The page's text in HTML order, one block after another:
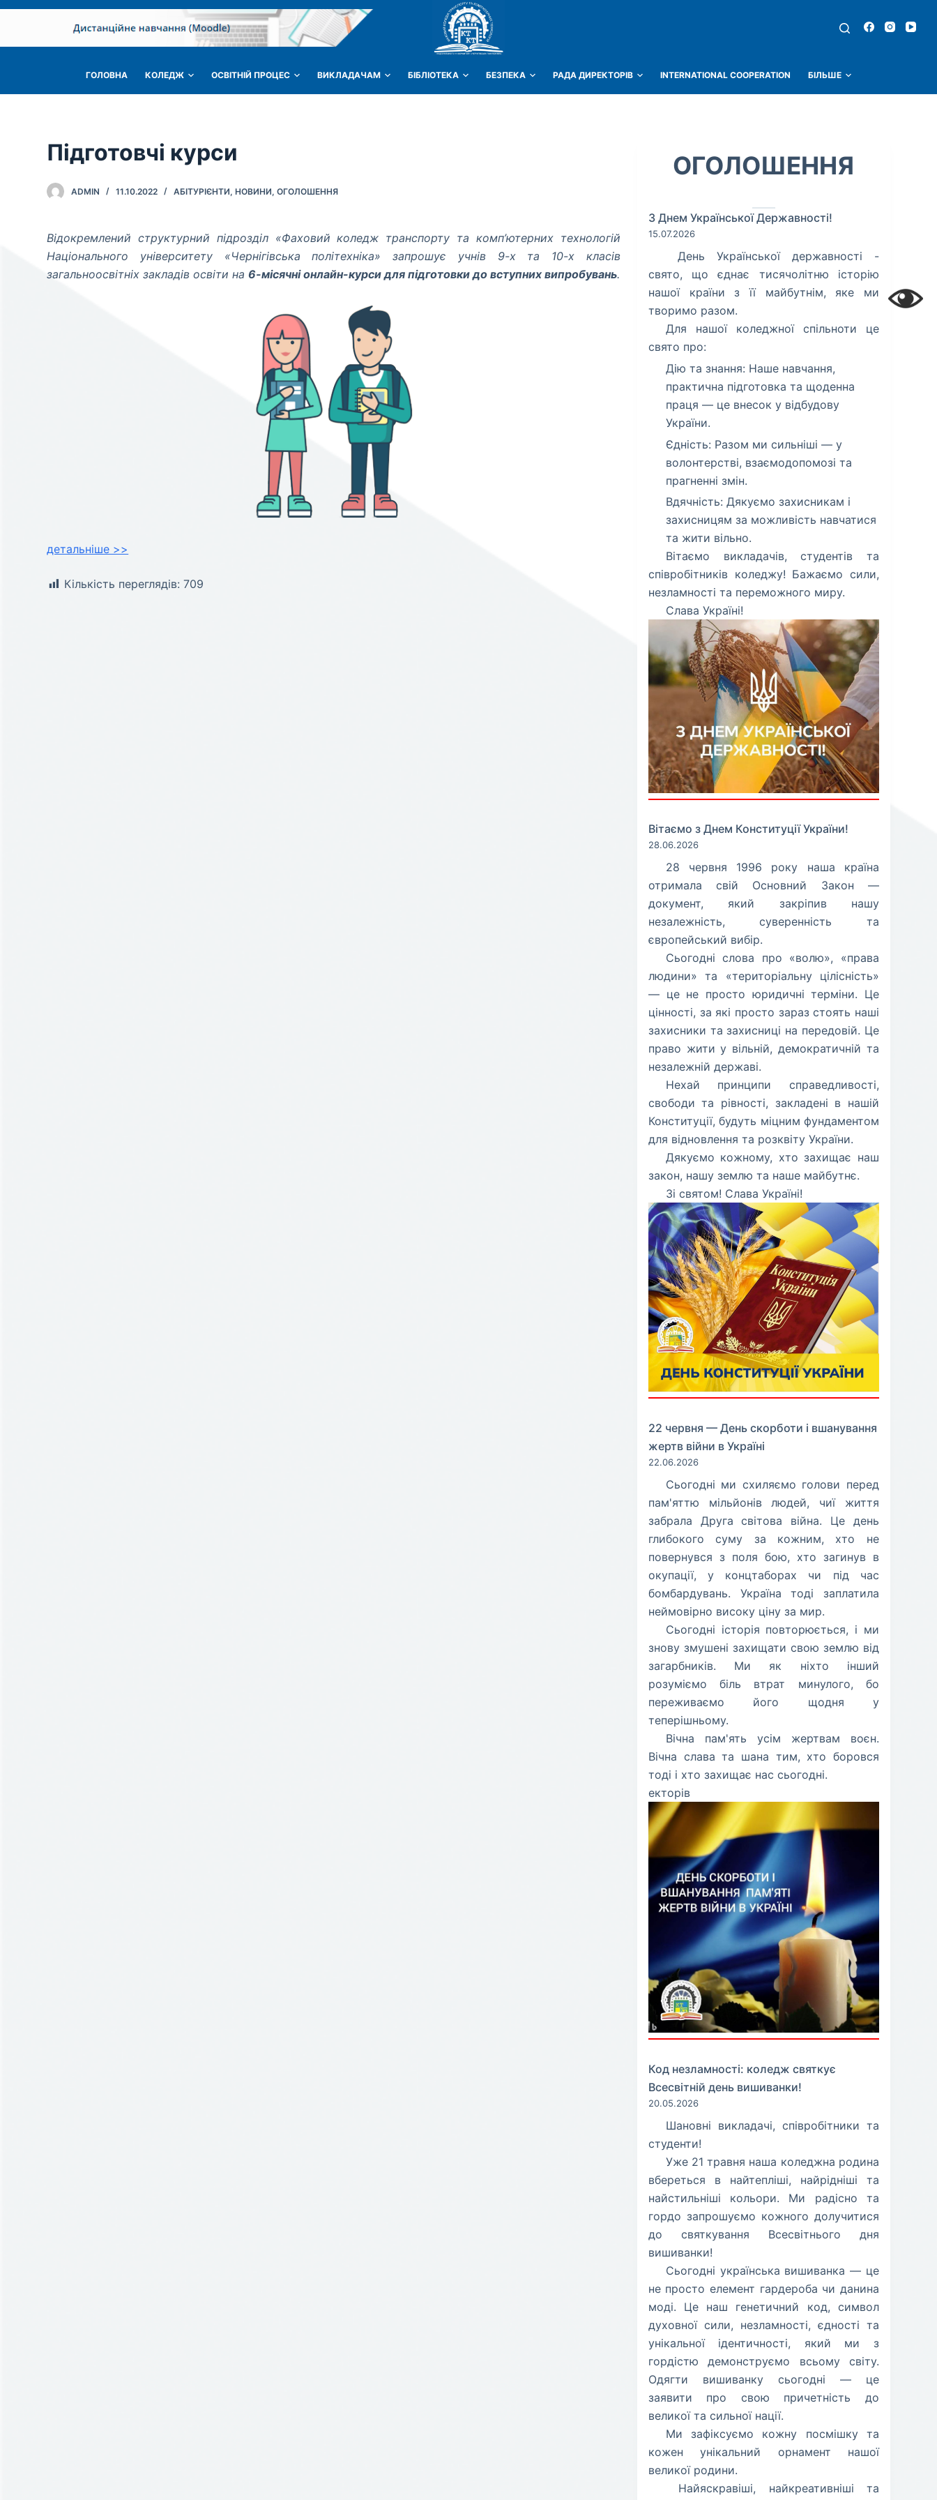
ГОЛОВНА КОЛЕДЖ ОСВІТНІЙ ПРОЦЕС ВИКЛАДАЧАМ БІБЛІОТЕКА БЕЗПЕКА РАДА ДИРЕКТОРІВ INTERNATIONAL COOPERATION БІЛЬШЕ
Підготовчі курси
ADMIN 11.10.2022 АБІТУРІЄНТИ,НОВИНИ,ОГОЛОШЕННЯ
Відокремлений структурний підрозділ «Фаховий коледж транспорту та комп’ютерних технологій
Національного університету «Чернігівська політехніка» запрошує учнів 9-х та 10-х класів
загальноосвітніх закладів освіти на6-місячні онлайн-курси для підготовки до вступних випробувань.
детальніше >>
Кількість переглядів: 709
ОГОЛОШЕННЯ
З Днем Української Державності!
15.07.2026
​ День Української державності -
свято, що єднає тисячолітню історію
нашої країни з її майбутнім, яке ми
творимо разом.
​Для нашої коледжної спільноти це
свято про:
​Дію та знання: Наше навчання,
практична підготовка та щоденна
праця — це внесок у відбудову
України.
Єдність: Разом ми сильніші — у
волонтерстві, взаємодопомозі та
прагненні змін.
Вдячність: Дякуємо захисникам і
захисницям за можливість навчатися
та жити вільно.
​Вітаємо викладачів, студентів та
співробітників коледжу! Бажаємо сили,
незламності та переможного миру.
​Слава Україні!
Вітаємо з Днем Конституції України!
28.06.2026
​28 червня 1996 року наша країна
отримала свій Основний Закон —
документ, який закріпив нашу
незалежність, суверенність та
європейський вибір.
​Сьогодні слова про «волю», «права
людини» та «територіальну цілісність»
— це не просто юридичні терміни. Це
цінності, за які просто зараз стоять наші
захисники та захисниці на передовій. Це
право жити у вільній, демократичній та
незалежній державі.
​Нехай принципи справедливості,
свободи та рівності, закладені в нашій
Конституції, будуть міцним фундаментом
для відновлення та розквіту України.
​Дякуємо кожному, хто захищає наш
закон, нашу землю та наше майбутнє.
​Зі святом! Слава Україні!
22 червня — День скорботи і вшанування
жертв війни в Україні
22.06.2026
​Сьогодні ми схиляємо голови перед
пам'яттю мільйонів людей, чиї життя
забрала Друга світова війна. Це день
глибокого суму за кожним, хто не
повернувся з поля бою, хто загинув в
окупації, у концтаборах чи під час
бомбардувань. Україна тоді заплатила
неймовірно високу ціну за мир.
​Сьогодні історія повторюється, і ми
знову змушені захищати свою землю від
загарбників. Ми як ніхто інший
розуміємо біль втрат минулого, бо
переживаємо його щодня у
теперішньому.
​Вічна пам'ять усім жертвам воєн.
Вічна слава та шана тим, хто боровся
тоді і хто захищає нас сьогодні.
екторів
Код незламності: коледж святкує
Всесвітній день вишиванки!
20.05.2026
​Шановні викладачі, співробітники та
студенти!
​Уже 21 травня наша коледжна родина
вбереться в найтепліші, найрідніші та
найстильніші кольори. Ми радісно та
гордо запрошуємо кожного долучитися
до святкування Всесвітнього дня
вишиванки!
​Сьогодні українська вишиванка — це
не просто елемент гардероба чи данина
моді. Це наш генетичний код, символ
духовної сили, незламності, єдності та
унікальної ідентичності, який ми з
гордістю демонструємо всьому світу.
Одягти вишиванку сьогодні — це
заявити про свою причетність до
великої та сильної нації.
​Ми зафіксуємо кожну посмішку та
кожен унікальний орнамент нашої
великої родини.
​ Найяскравіші, найкреативніші та